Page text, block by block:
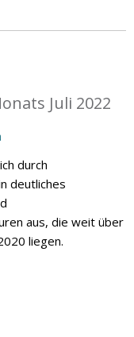
Juli 2022
durch
deutliches
aus, die weit über
liegen.